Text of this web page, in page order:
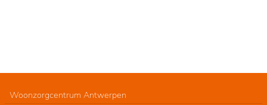
Woonzorgcentrum Antwerpen